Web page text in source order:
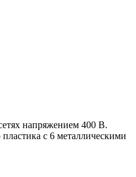
напряжением 400 В.
с 6 металлическими